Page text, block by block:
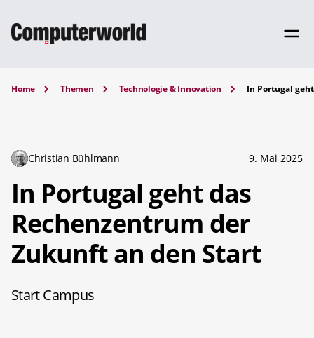
Home Themen Technologie & Innovation In Portugal
Christian Bühlmann 9. Mai 2025
In Portugal geht das
Rechenzentrum der
Zukunft an den Start
Start Campus